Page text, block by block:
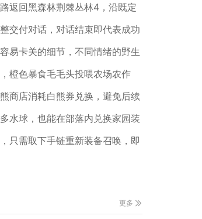
返回黑森林荆棘丛林4，沿既定
交付对话，对话结束即代表成功
易卡关的细节，不同情绪的野生
橙色暴食毛毛头投喂农场农作
商店消耗白熊券兑换，避免后续
水球，也能在部落内兑换家园装
只需取下手链重新装备召唤，即
更多